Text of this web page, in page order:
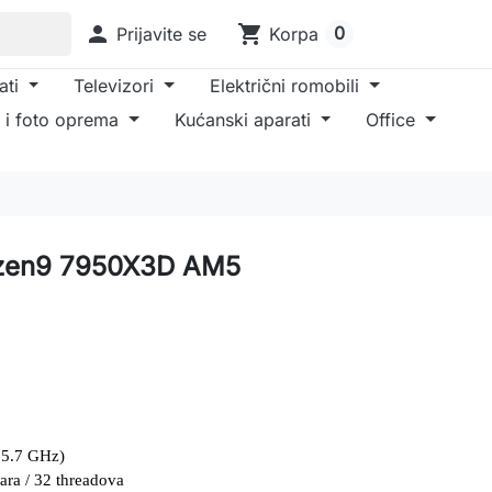
 Prijavite se shopping_cart Korpa 0
Televizori
Električni romobili
i foto oprema Kućanski aparati
Office
7950X3D AM5
GHz)
/ 32 threadova